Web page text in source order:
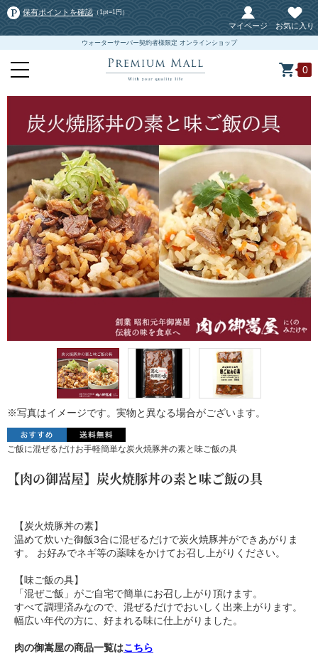
保有ポイントを確認 （1pt=1円）
マイページ お気に入り
ウォーターサーバー契約者様限定 オンラインショップ
0
※写真はイメージです。実物と異なる場合がございます。
ご飯に混ぜるだけお手軽簡単な炭火焼豚丼の素と味ご飯の具
【肉の御嵩屋】炭火焼豚丼の素と味ご飯の具
【炭火焼豚丼の素】
温めて炊いた御飯3合に混ぜるだけで炭火焼豚丼ができあがりま
す。 お好みでネギ等の薬味をかけてお召し上がりください。
【味ご飯の具】
「混ぜご飯」がご自宅で簡単にお召し上がり頂けます。
すべて調理済みなので、混ぜるだけでおいしく出来上がります。
幅広い年代の方に、好まれる味に仕上がりました。
肉の御嵩屋の商品一覧はこちら